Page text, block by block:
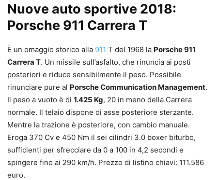
Nuove auto sportive 2018:
Porsche 911 Carrera T
È un omaggio storico alla 911 T del 1968 la Porsche 911
Carrera T. Un missile sull’asfalto, che rinuncia ai posti
posteriori e riduce sensibilmente il peso. Possibile
rinunciare pure al Porsche Communication Management.
Il peso a vuoto è di 1.425 Kg, 20 in meno della Carrera
normale. Il telaio dispone di asse posteriore sterzante.
Mentre la trazione è posteriore, con cambio manuale.
Eroga 370 Cv e 450 Nm il sei cilindri 3.0 boxer biturbo,
sufficienti per sfrecciare da 0 a 100 in 4,2 secondi e
spingere fino ai 290 km/h. Prezzo di listino chiavi: 111.586
euro.